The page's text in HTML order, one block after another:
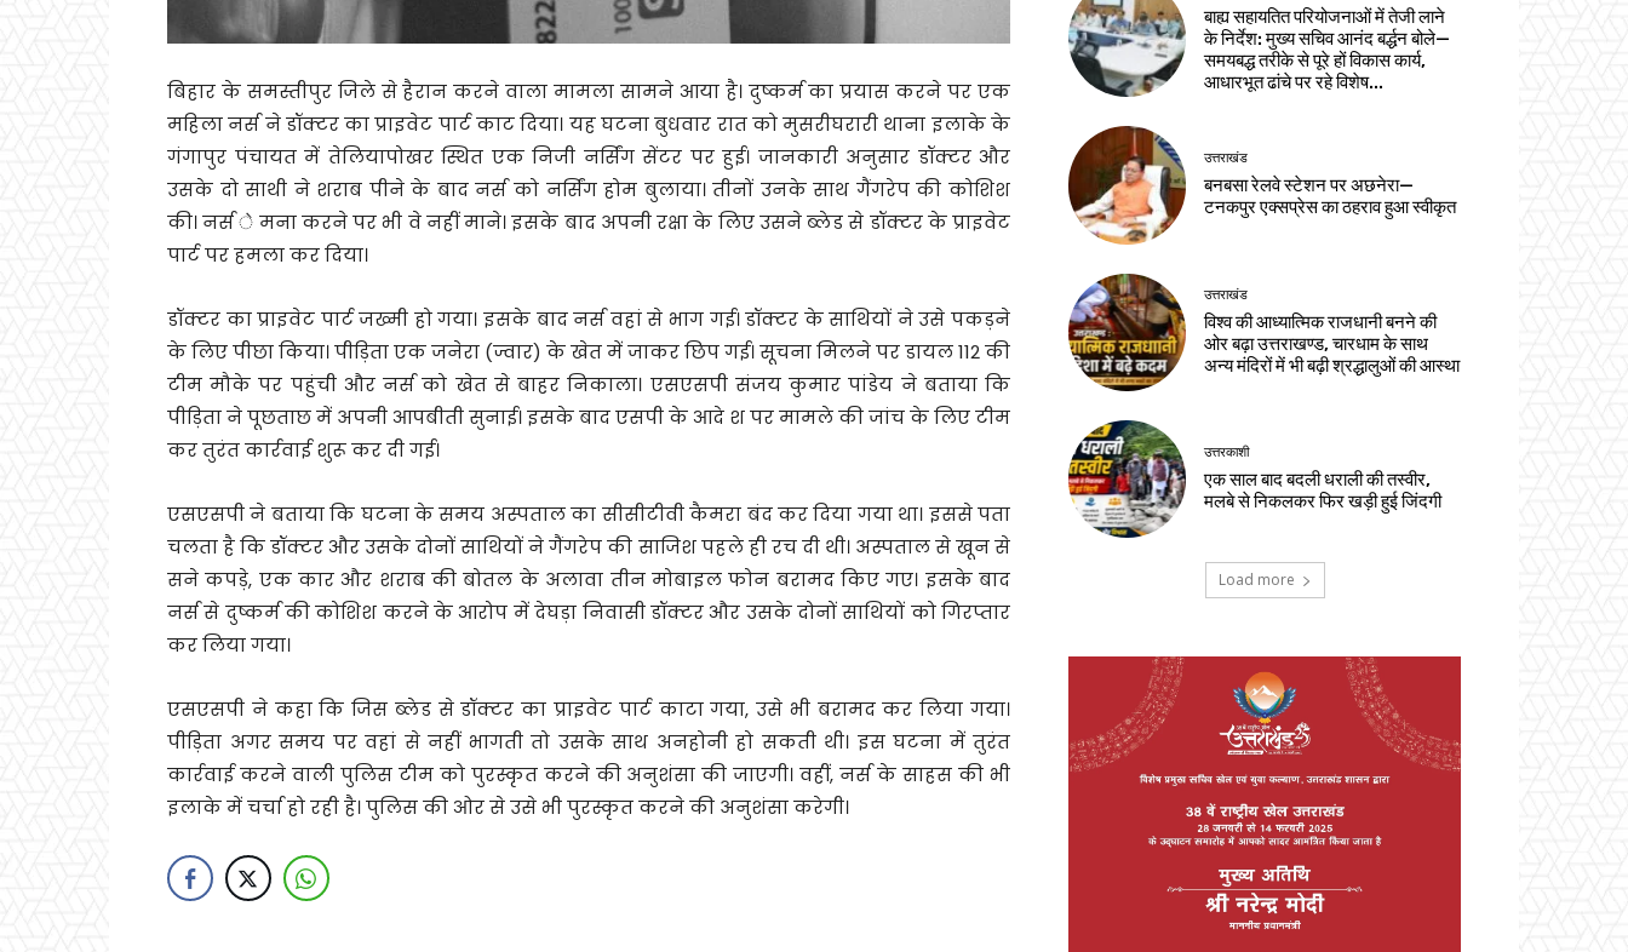
बिहार के समस्तीपुर जिले से हैरान करने वाला मामला सामने आया है। दुष्कर्म का प्रयास करने पर एक
महिला नर्स ने डॉक्टर का प्राइवेट पार्ट काट दिया। यह घटना बुधवार रात को मुसरीघरारी थाना इलाके के
गंगापुर पंचायत में तेलियापोखर स्थित एक निजी नर्सिंग सेंटर पर हुई। जानकारी अनुसार डॉक्टर और
उसके दो साथी ने शराब पीने के बाद नर्स को नर्सिंग होम बुलाया। तीनों उनके साथ गैंगरेप की कोशिश
की। नर्स े मना करने पर भी वे नहीं माने। इसके बाद अपनी रक्षा के लिए उसने ब्लेड से डॉक्टर के प्राइवेट
पार्ट पर हमला कर दिया।
डॉक्टर का प्राइवेट पार्ट जख्मी हो गया। इसके बाद नर्स वहां से भाग गई। डॉक्टर के साथियों ने उसे पकड़ने
के लिए पीछा किया। पीड़िता एक जनेरा (ज्वार) के खेत में जाकर छिप गई। सूचना मिलने पर डायल 112 की
टीम मौके पर पहुंची और नर्स को खेत से बाहर निकाला। एसएसपी संजय कुमार पांडेय ने बताया कि
पीड़िता ने पूछताछ में अपनी आपबीती सुनाई। इसके बाद एसपी के आदे श पर मामले की जांच के लिए टीम
कर तुरंत कार्रवाई शुरू कर दी गई।
एसएसपी ने बताया कि घटना के समय अस्पताल का सीसीटीवी कैमरा बंद कर दिया गया था। इससे पता
चलता है कि डॉक्टर और उसके दोनों साथियों ने गैंगरेप की साजिश पहले ही रच दी थी। अस्पताल से खून से
सने कपड़े, एक कार और शराब की बोतल के अलावा तीन मोबाइल फोन बरामद किए गए। इसके बाद
नर्स से दुष्कर्म की कोशिश करने के आरोप में देघड़ा निवासी डॉक्टर और उसके दोनों साथियों को गिरप्तार
कर लिया गया।
एसएसपी ने कहा कि जिस ब्लेड से डॉक्टर का प्राइवेट पार्ट काटा गया, उसे भी बरामद कर लिया गया।
पीड़िता अगर समय पर वहां से नहीं भागती तो उसके साथ अनहोनी हो सकती थी। इस घटना में तुरंत
कार्रवाई करने वाली पुलिस टीम को पुरस्कृत करने की अनुशंसा की जाएगी। वहीं, नर्स के साहस की भी
इलाके में चर्चा हो रही है। पुलिस की ओर से उसे भी पुरस्कृत करने की अनुशंसा करेगी।
बाह्य सहायतित परियोजनाओं में तेजी लाने
के निर्देश: मुख्य सचिव आनंद बर्द्धन बोले—
समयबद्ध तरीके से पूरे हों विकास कार्य,
आधारभूत ढांचे पर रहे विशेष...
उत्तराखंड
बनबसा रेलवे स्टेशन पर अछनेरा—
टनकपुर एक्सप्रेस का ठहराव हुआ स्वीकृत
उत्तराखंड
विश्व की आध्यात्मिक राजधानी बनने की
ओर बढ़ा उत्तराखण्ड, चारधाम के साथ
अन्य मंदिरों में भी बढ़ी श्रद्धालुओं की आस्था
उत्तरकाशी
एक साल बाद बदली धराली की तस्वीर,
मलबे से निकलकर फिर खड़ी हुई जिंदगी
Load more